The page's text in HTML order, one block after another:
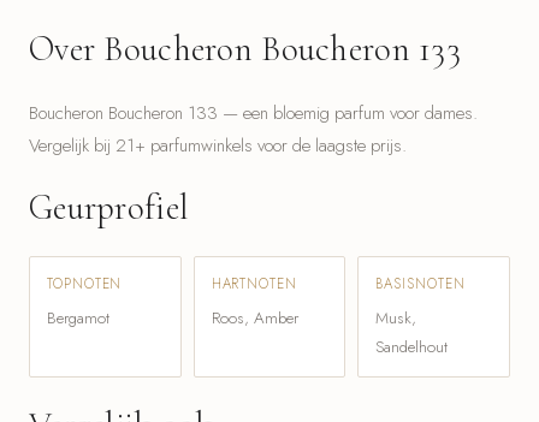
Over Boucheron Boucheron 133
Boucheron Boucheron 133 — een bloemig parfum voor dames.
Vergelijk bij 21+ parfumwinkels voor de laagste prijs.
Geurprofiel
TOPNOTEN
Bergamot
HARTNOTEN
Roos, Amber
BASISNOTEN
Musk,
Sandelhout